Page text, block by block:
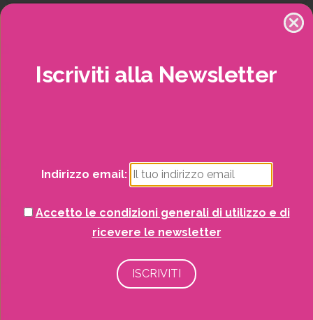
Piscine e idro
Recinzioni
Iscriviti alla Newsletter
Indirizzo email:
Accetto le condizioni generali di utilizzo e di
ricevere le newsletter